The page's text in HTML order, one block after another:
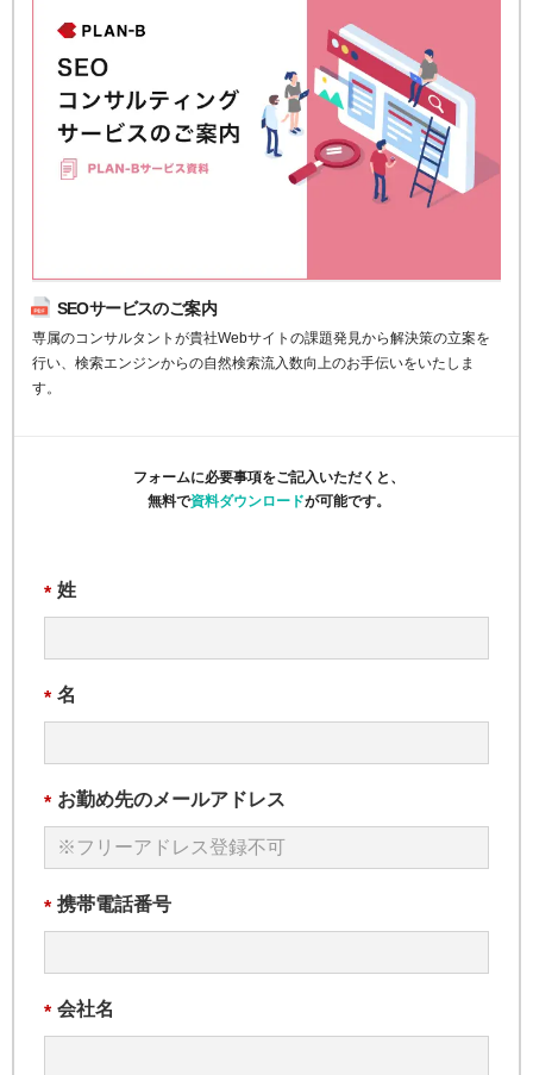
SEOサービスのご案内
専属のコンサルタントが貴社Webサイトの課題発見から解決策の立案を
行い、検索エンジンからの自然検索流入数向上のお手伝いをいたしま
す。
フォームに必要事項をご記入いただくと、
無料で資料ダウンロードが可能です。
* 姓
* 名
* お勤め先のメールアドレス
* 携帯電話番号
* 会社名